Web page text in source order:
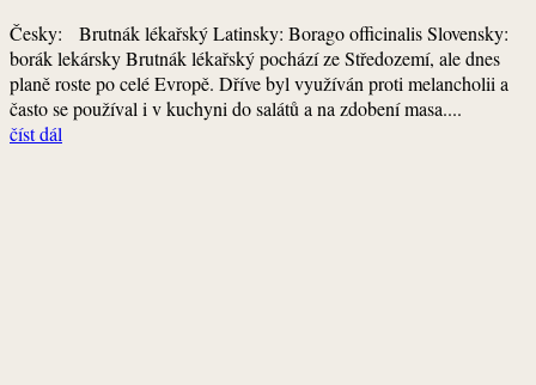
Česky: Brutnák lékařský Latinsky: Borago officinalis Slovensky:
borák lekársky Brutnák lékařský pochází ze Středozemí, ale dnes
planě roste po celé Evropě. Dříve byl využíván proti melancholii a
často se používal i v kuchyni do salátů a na zdobení masa....
číst dál